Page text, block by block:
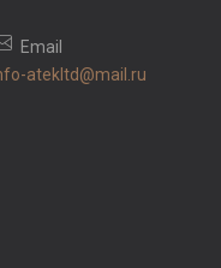
atekltd@mail.ru